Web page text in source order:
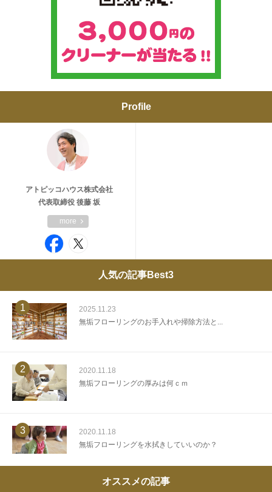
Profile
アトピッコハウス株式会社
代表取締役 後藤 坂
more
人気の記事Best3
1
2025.11.23
無垢フローリングのお手入れや掃除方法と...
2
2020.11.18
無垢フローリングの厚みは何ｃｍ
3
2020.11.18
無垢フローリングを水拭きしていいのか？
オススメの記事